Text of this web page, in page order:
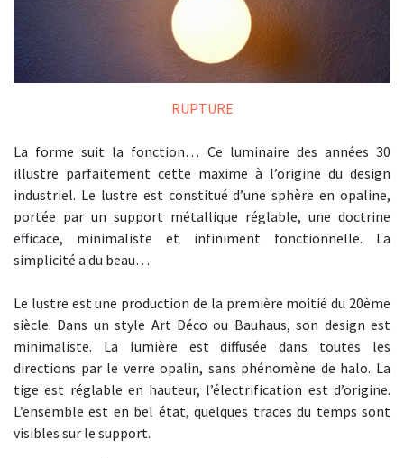
RUPTURE
La forme suit la fonction… Ce luminaire des années 30
illustre parfaitement cette maxime à l’origine du design
industriel. Le lustre est constitué d’une sphère en opaline,
portée par un support métallique réglable, une doctrine
efficace, minimaliste et infiniment fonctionnelle. La
simplicité a du beau…
Le lustre est une production de la première moitié du 20ème
siècle. Dans un style Art Déco ou Bauhaus, son design est
minimaliste. La lumière est diffusée dans toutes les
directions par le verre opalin, sans phénomène de halo. La
tige est réglable en hauteur, l’électrification est d’origine.
L’ensemble est en bel état, quelques traces du temps sont
visibles sur le support.